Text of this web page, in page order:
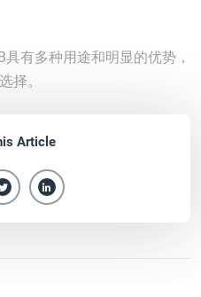
有多种用途和明显的优势，
择。
Article